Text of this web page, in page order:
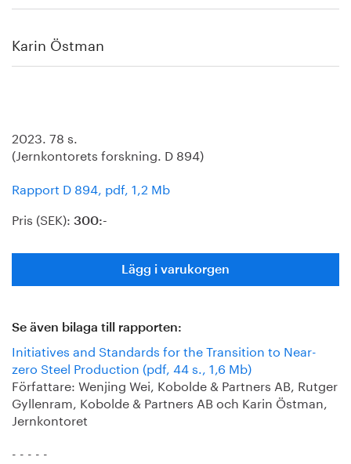
Om oss
Karin Östman
2023. 78 s.
(Jernkontorets forskning. D 894)
Rapport D 894, pdf, 1,2 Mb
Pris (SEK): 300:-
Lägg i varukorgen
Se även bilaga till rapporten:
Initiatives and Standards for the Transition to Near-
zero Steel Production (pdf, 44 s., 1,6 Mb)
Författare: Wenjing Wei, Kobolde & Partners AB, Rutger
Gyllenram, Kobolde & Partners AB och Karin Östman,
Jernkontoret
- - - - -